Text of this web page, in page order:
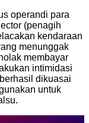
operandi para
(penagih
kendaraan
menunggak
membayar
intimidasi
dikuasai
untuk